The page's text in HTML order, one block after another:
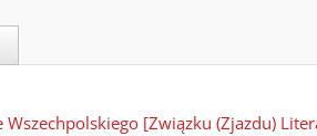
[Związku (Zjazdu)